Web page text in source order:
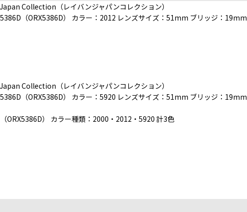
Collection（レイバンジャパンコレクション）
（ORX5386D） カラー：2012 レンズサイズ：51mm ブリッジ：19mm
Collection（レイバンジャパンコレクション）
（ORX5386D） カラー：5920 レンズサイズ：51mm ブリッジ：19mm
ORX5386D） カラー種類：2000・2012・5920 計3色